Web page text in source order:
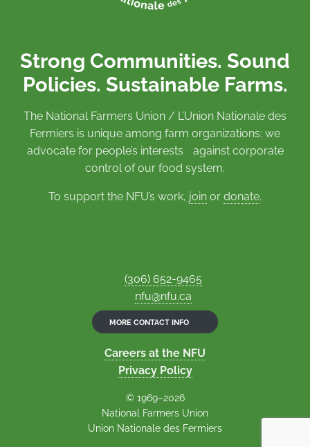
Strong Communities. Sound
Policies. Sustainable Farms.
The National Farmers Union / L’Union Nationale des
Fermiers is unique among farm organizations: we
advocate for people’s interests against corporate
control of our food system.
To support the NFU’s work, join or donate.
(306) 652-9465
nfu@nfu.ca
MORE CONTACT INFO
Careers at the NFU
Privacy Policy
© 1969–2026
National Farmers Union
Union Nationale des Fermiers